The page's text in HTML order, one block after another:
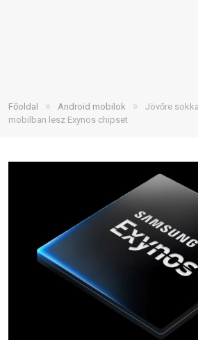
Főoldal » Android mobilok »
Jövőre
mobilban lesz Exynos chipset